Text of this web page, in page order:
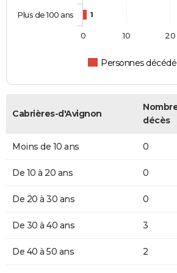
1
Personnes
Plus de 100 ans
0 10 20
Cabrières-d'Avignon
décès
Moins de 10 ans 0
De 10 à 20 ans 0
De 20 à 30 ans 0
De 30 à 40 ans 3
De 40 à 50 ans 2